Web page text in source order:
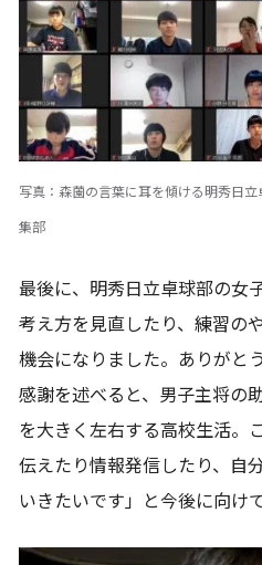
写真：森薗の言葉に耳を傾ける明秀日
集部
最後に、明秀日立卓球部の女
考え方を見直したり、練習の
機会になりました。ありがと
感謝を述べると、男子主将の
を大きく左右する高校生活。
伝えたり情報発信したり、自
いきたいです」と今後に向け